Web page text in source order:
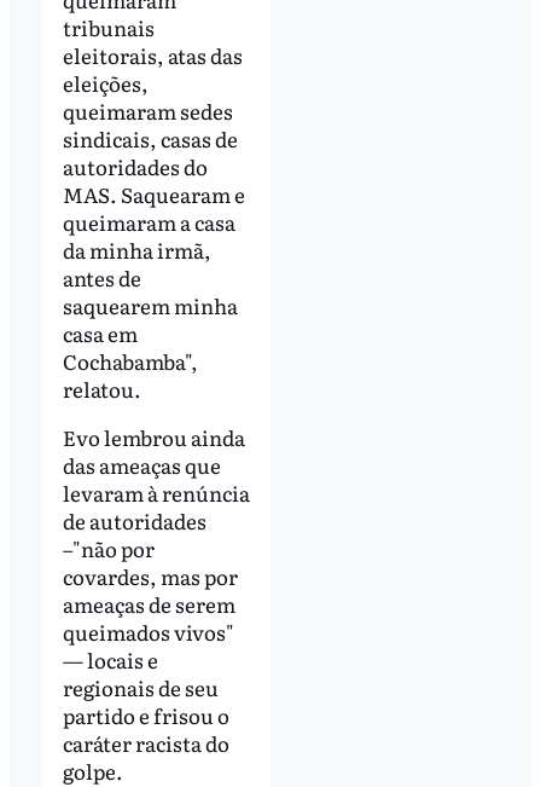
tribunais
eleitorais, atas das
eleições,
queimaram sedes
sindicais, casas de
autoridades do
MAS. Saquearam e
queimaram a casa
da minha irmã,
antes de
saquearem minha
casa em
Cochabamba",
relatou.
Evo lembrou ainda
das ameaças que
levaram à renúncia
de autoridades
–"não por
covardes, mas por
ameaças de serem
queimados vivos"
— locais e
regionais de seu
partido e frisou o
caráter racista do
golpe.